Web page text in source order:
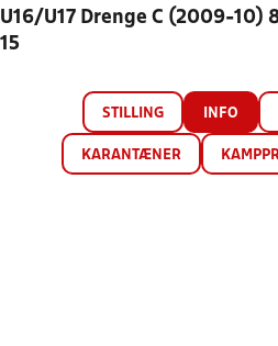
U16/U17 Drenge C (2009-10)
15
STILLING INFO
KARANTÆNER